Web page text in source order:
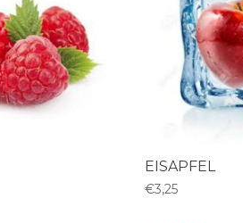
EISAPFEL
€3,25